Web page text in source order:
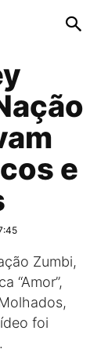
e
Zumbi,
“Amor”,
foi